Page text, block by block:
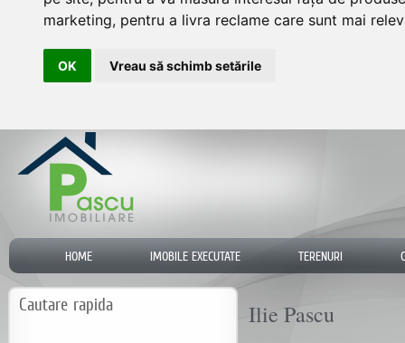
marketing, pentru a livra reclame care sunt mai
OK Vreau să schimb setările
HOME IMOBILE EXECUTATE TERENURI
Cautare rapida Ilie Pascu